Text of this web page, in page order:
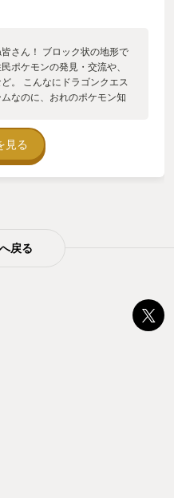
さん！ ブロック状の地形で
ポケモンの発見・交流や、
。 こんなにドラゴンクエス
なのに、おれのポケモン知
ケモンはやらずにドラクエ
を連続してプレイしてしまい
れクリアして、とても楽し
記のあまりに有名なダイアロ
の世界ってどんな感じの嫌
ざされ魔物が跋扈するロー
メルキドの廃墟っぷり、 水
、 温泉街ガイラにはマグマ
物の襲撃で生産活動が途絶
の才がある主人公ビルダー
かやり甲斐のあるお膳立て
、原作ドラクエにあった堀
、本作にもよく受け継がれ
見る
戻る